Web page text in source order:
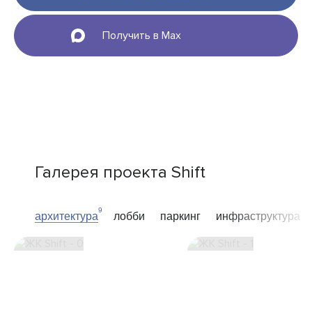
Получить в Max
Галерея проекта Shift
архитектура
9
лобби паркинг инфраструктура